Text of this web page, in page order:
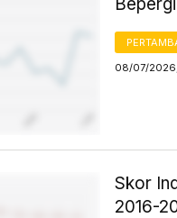
08/07/2026,
Skor
2016-